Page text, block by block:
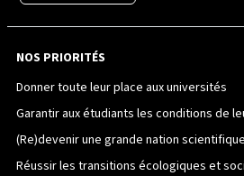
NOS PRIORITÉS
Donner toute leur place aux universités
Garantir aux étudiants les conditions de
(Re)devenir une grande nation
Réussir les transitions écologiques et